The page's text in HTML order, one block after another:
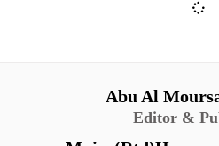
Abu Al
Editor &